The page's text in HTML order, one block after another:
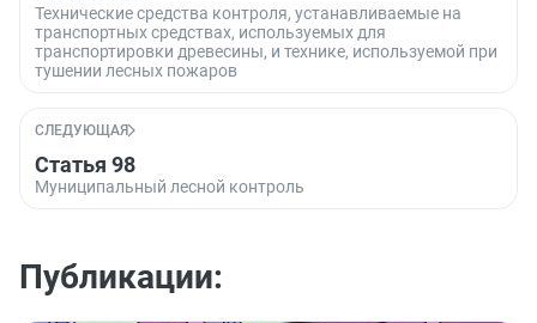
Технические средства контроля, устанавливаемые на
транспортных средствах, используемых для
транспортировки древесины, и технике, используемой при
тушении лесных пожаров
СЛЕДУЮЩАЯ
Статья 98
Муниципальный лесной контроль
Публикации: